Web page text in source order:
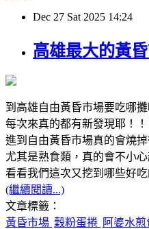
Dec 27 Sat 2025 14:24
高雄最大的黃
到高雄自由黃昏市場要吃哪攤
每次來真的都有新發現耶！！
進到自由黃昏市場真的會燒
尤其是熟食類，真的會不小
看看我們這次又挖到哪些好吃
(繼續閱讀...)
文章標籤：
黃昏市場 穀粉蛋捲 阿婆水煎